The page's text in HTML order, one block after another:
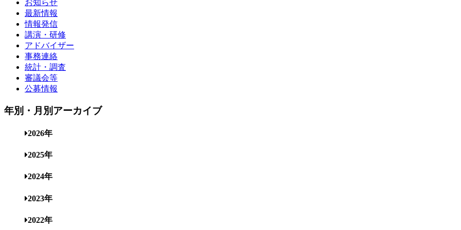
お知らせ
最新情報
情報発信
講演・研修
アドバイザー
事務連絡
統計・調査
審議会等
公募情報
年別・月別アーカイブ
2026年
2025年
2024年
2023年
2022年